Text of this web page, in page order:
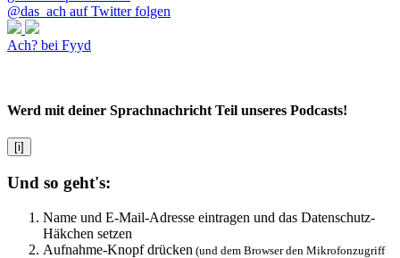
@das_ach auf Twitter folgen
Ach? bei Fyyd
Werd mit deiner Sprachnachricht Teil unseres Podcasts!
[i]
Und so geht's:
Name und E-Mail-Adresse eintragen und das Datenschutz-
Häkchen setzen
Aufnahme-Knopf drücken (und dem Browser den Mikrofonzugriff